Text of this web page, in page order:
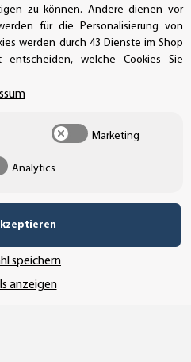
zu können. Andere dienen vor
für die Personalisierung von
werden durch 43 Dienste im Shop
welche Cookies Sie
Marketing
Analytics
speichern
anzeigen